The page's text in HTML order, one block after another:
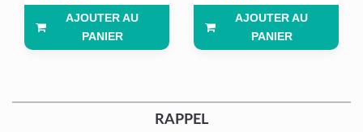
AJOUTER AU
PANIER
AJOUTER AU
PANIER
RAPPEL